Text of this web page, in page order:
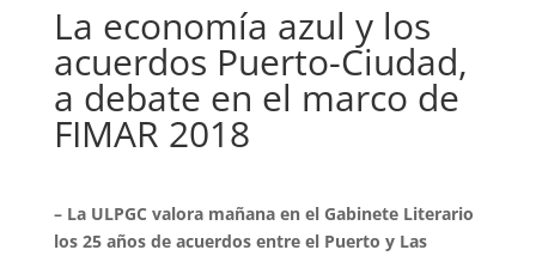
La economía azul y los
acuerdos Puerto-Ciudad,
a debate en el marco de
FIMAR 2018
– La ULPGC valora mañana en el Gabinete Literario
los 25 años de acuerdos entre el Puerto y Las